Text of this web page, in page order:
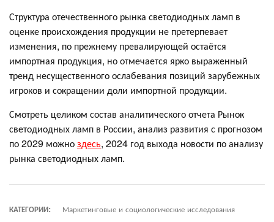
Структура отечественного рынка светодиодных ламп в
оценке происхождения продукции не претерпевает
изменения, по прежнему превалирующей остаётся
импортная продукция, но отмечается ярко выраженный
тренд несущественного ослабевания позиций зарубежных
игроков и сокращении доли импортной продукции.
Смотреть целиком состав аналитического отчета Рынок
светодиодных ламп в России, анализ развития с прогнозом
по 2029 можноздесь, 2024 год выхода новости по анализу
рынка светодиодных ламп.
КАТЕГОРИИ:
Маркетинговые и социологические исследования